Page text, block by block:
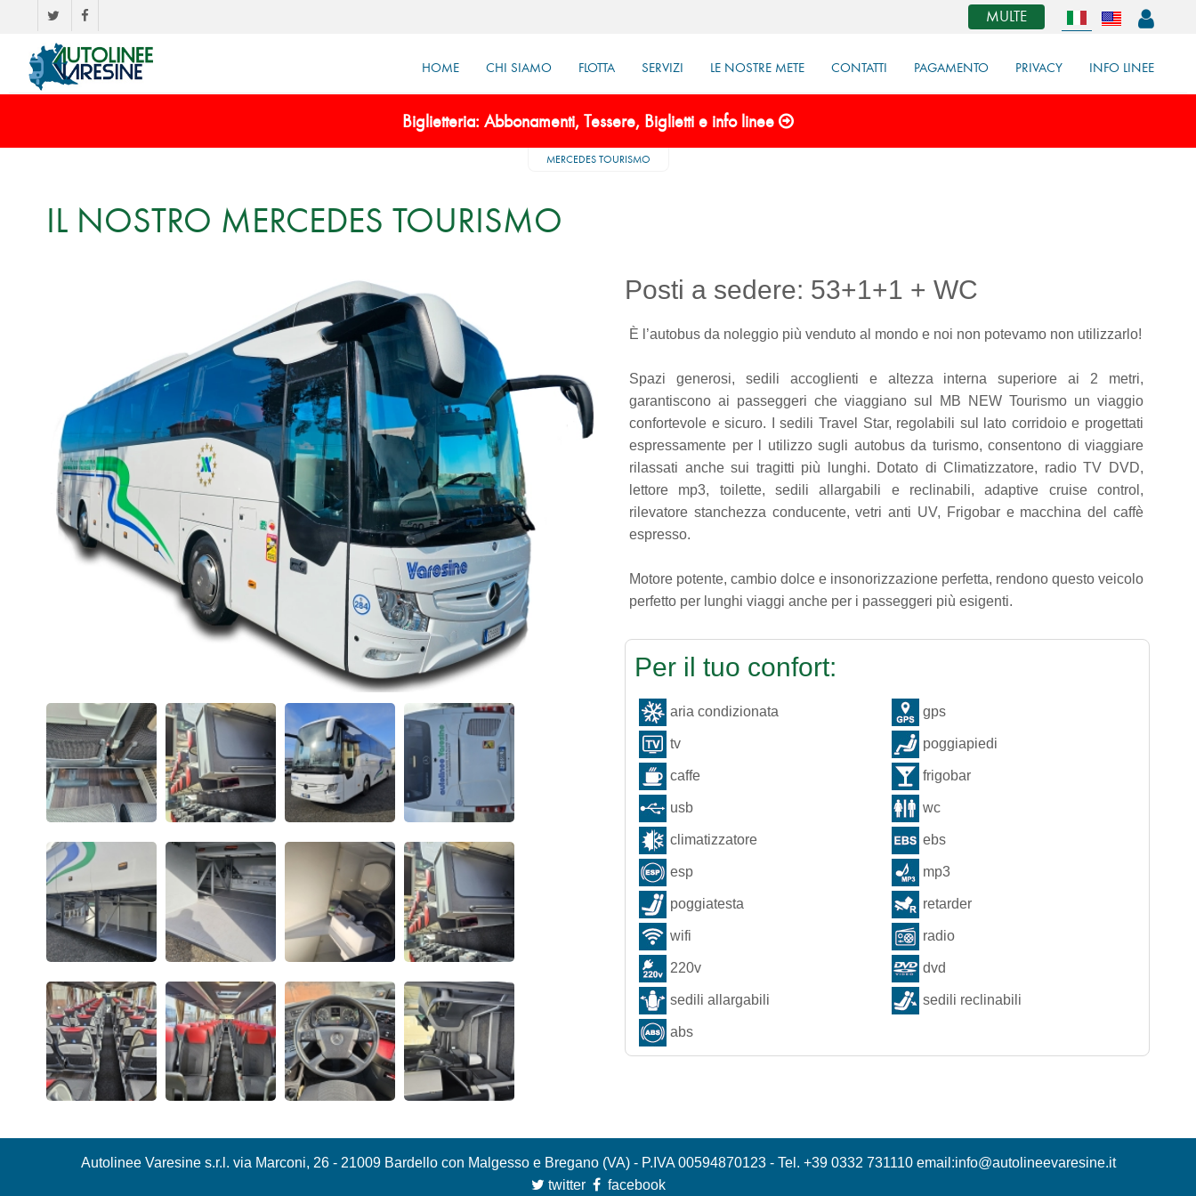
MULTE
HOME CHI SIAMO FLOTTA SERVIZI LE NOSTRE METE CONTATTI PAGAMENTO PRIVACY INFO LINEE
Biglietteria: Abbonamenti, Tessere, Biglietti e info linee
MERCEDES TOURISMO
IL NOSTRO MERCEDES TOURISMO
Posti a sedere: 53+1+1 + WC
È l’autobus da noleggio più venduto al mondo e noi non potevamo non utilizzarlo!
Spazi generosi, sedili accoglienti e altezza interna superiore ai 2 metri,
garantiscono ai passeggeri che viaggiano sul MB NEW Tourismo un viaggio
confortevole e sicuro. I sedili Travel Star, regolabili sul lato corridoio e progettati
espressamente per l utilizzo sugli autobus da turismo, consentono di viaggiare
rilassati anche sui tragitti più lunghi. Dotato di Climatizzatore, radio TV DVD,
lettore mp3, toilette, sedili allargabili e reclinabili, adaptive cruise control,
rilevatore stanchezza conducente, vetri anti UV, Frigobar e macchina del caffè
espresso.
Motore potente, cambio dolce e insonorizzazione perfetta, rendono questo veicolo
perfetto per lunghi viaggi anche per i passeggeri più esigenti.
Per il tuo confort:
aria condizionata gps
tv poggiapiedi
caffe frigobar
usb wc
climatizzatore ebs
esp mp3
poggiatesta retarder
wifi radio
220v dvd
sedili allargabili sedili reclinabili
abs
Autolinee Varesine s.r.l. via Marconi, 26 - 21009 Bardello con Malgesso e Bregano (VA) - P.IVA 00594870123 - Tel. +39 0332 731110 email:info@autolineevaresine.it
twitter
facebook